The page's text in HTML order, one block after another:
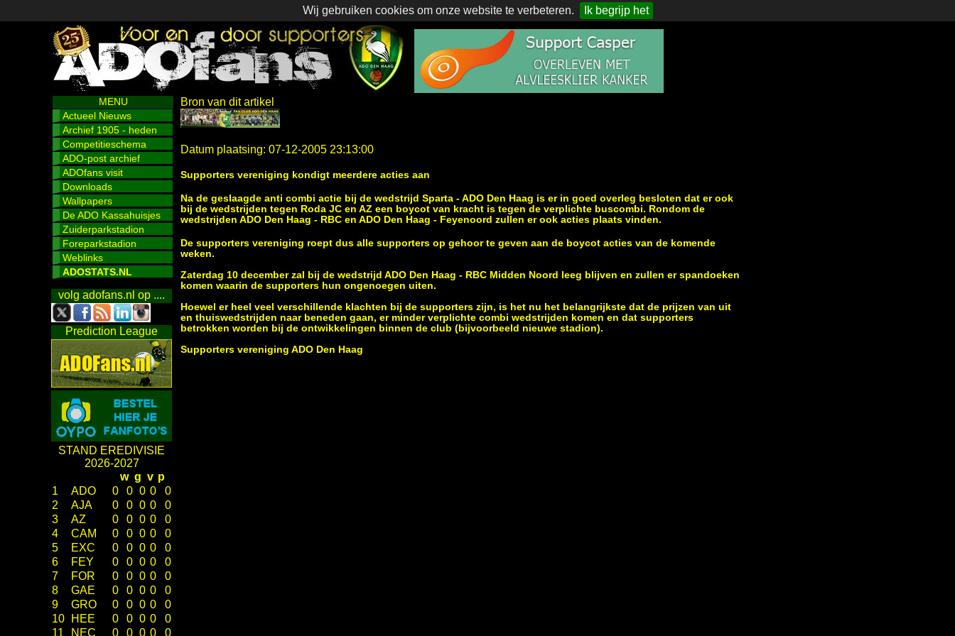
Wij gebruiken cookies om onze website te verbeteren. Ik begrijp het
MENU
Actueel Nieuws
Archief 1905 - heden
Competitieschema
ADO-post archief
ADOfans visit
Downloads
Wallpapers
De ADO Kassahuisjes
Zuiderparkstadion
Foreparkstadion
Weblinks
ADOSTATS.NL
volg adofans.nl op ....
Prediction League
STAND EREDIVISIE
2026-2027
w g v p
1
ADO 0 0 0 0
0
2
AJA 0 0 0 0
0
3
AZ 0 0 0 0
0
4
CAM 0 0 0 0
0
5
EXC 0 0 0 0
0
6
FEY 0 0 0 0
0
7
FOR 0 0 0 0
0
8
GAE 0 0 0 0
0
9
GRO 0 0 0 0
0
10
HEE 0 0 0 0
0
11
NEC 0 0 0 0 0
Bron van dit artikel
Datum plaatsing: 07-12-2005 23:13:00
Supporters vereniging kondigt meerdere acties aan
Na de geslaagde anti combi actie bij de wedstrijd Sparta - ADO Den Haag is er in goed overleg besloten dat er ook
bij de wedstrijden tegen Roda JC en AZ een boycot van kracht is tegen de verplichte buscombi. Rondom de
wedstrijden ADO Den Haag - RBC en ADO Den Haag - Feyenoord zullen er ook acties plaats vinden.
De supporters vereniging roept dus alle supporters op gehoor te geven aan de boycot acties van de komende
weken.
Zaterdag 10 december zal bij de wedstrijd ADO Den Haag - RBC Midden Noord leeg blijven en zullen er spandoeken
komen waarin de supporters hun ongenoegen uiten.
Hoewel er heel veel verschillende klachten bij de supporters zijn, is het nu het belangrijkste dat de prijzen van uit
en thuiswedstrijden naar beneden gaan, er minder verplichte combi wedstrijden komen en dat supporters
betrokken worden bij de ontwikkelingen binnen de club (bijvoorbeeld nieuwe stadion).
Supporters vereniging ADO Den Haag